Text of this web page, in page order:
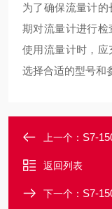
为了确保流量计
期对流量计进行
使用流量计时，
选择合适的型号和
上一个： S7-
返回列表
下一个： S7-